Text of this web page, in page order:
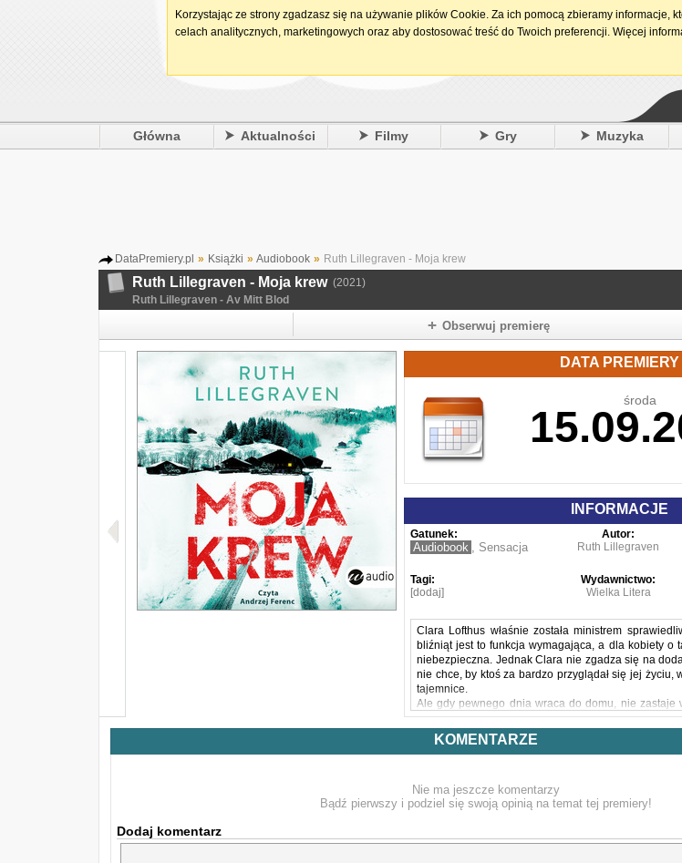
Główna Aktualności Filmy Gry Muzyka
DataPremiery.pl » Książki » Audiobook » Ruth Lillegraven - Moja krew
Ruth Lillegraven - Moja krew (2021)
Ruth Lillegraven - Av Mitt Blod
Obserwuj premierę
DATA PREMIERY
środa
INFORMACJE
Gatunek:
Audiobook , Sensacja
Autor:
Ruth Lillegraven
Tagi:
[dodaj]
Wydawnictwo:
Wielka Litera
Clara Lofthus właśnie została ministrem
bliźniąt jest to funkcja wymagająca, a dla kobiety o
niebezpieczna. Jednak Clara nie zgadza się na
nie chce, by ktoś za bardzo przyglądał się jej życiu,
tajemnice.
Ale gdy pewnego dnia wraca do domu, nie zastaje
list mówi, że chłopcy zginą, jeżeli poinformuje kogoś
a Clara musi podjąć się najtrudniejszego w
odszukać dzieci, klucząc wśród meandrów
Powyższy opis pochodzi od wydawcy.
KOMENTARZE
Nie ma jeszcze komentarzy
Bądź pierwszy i podziel się swoją opinią na temat tej premiery!
Dodaj komentarz
Korzystając ze strony zgadzasz się na używanie plików Cookie. Za ich pomocą zbieramy informacje,
celach analitycznych, marketingowych oraz aby dostosować treść do Twoich preferencji. Więcej